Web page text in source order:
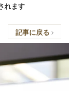
れます
記事に戻る